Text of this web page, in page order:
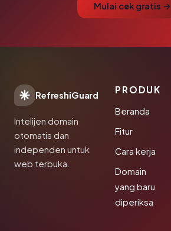
Mulai cek gratis →
RefreshiGuard
Intelijen domain
otomatis dan
independen untuk
web terbuka.
PRODUK
Beranda
Fitur
Cara kerja
Domain
yang baru
diperiksa